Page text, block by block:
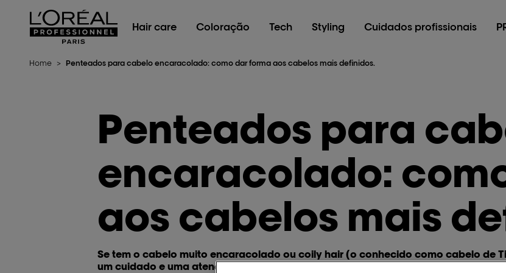
L'Oréal Professionnel Paris
Hair care
Coloração Tech Styling Cuidados profissionais
Home > Penteados para cabelo encaracolado: como dar forma aos cabelos mais definidos.
Penteados para
encaracolado:
aos cabelos mais
Se tem o cabelo muito encaracolado ou coily hair (o conhecido como cabelo de
um cuidado e uma atenção muito especiais. Dito isto, na hora de criar